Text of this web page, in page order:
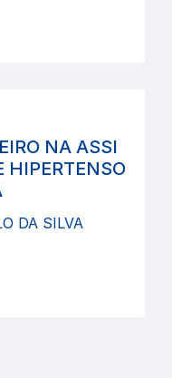
NA ASSI
HIPERTENSO
DA SILVA